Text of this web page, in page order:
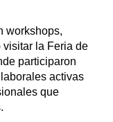
workshops,
visitar la Feria de
participaron
activas
que